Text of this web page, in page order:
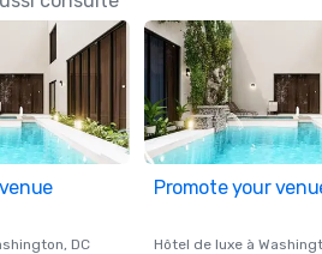
, DC
Promote your
Hôtel de luxe à